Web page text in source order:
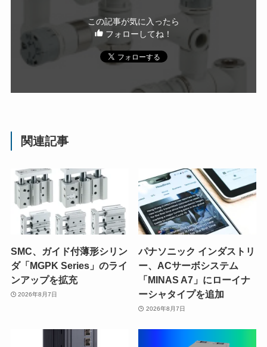
この記事が気に入ったら
フォローしてね！
関連記事
SMC、ガイド付薄形シリン
ダ「MGPK Series」のライ
ンアップを拡充
2026年8月7日
パナソニック インダストリ
ー、ACサーボシステム
「MINAS A7」にローイナ
ーシャタイプを追加
2026年8月7日